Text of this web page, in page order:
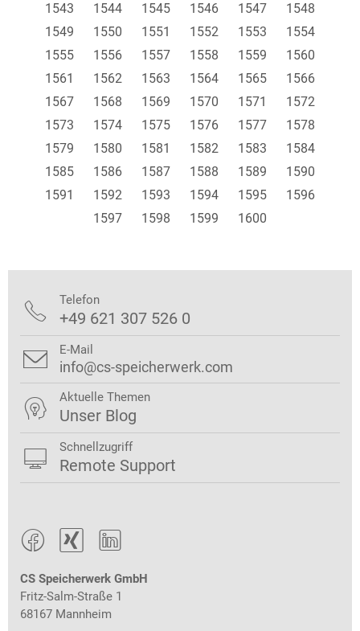
1543
1544 1545 1546 1547
1548
1549
1550 1551 1552 1553
1554
1555
1556 1557 1558 1559
1560
1561
1562 1563 1564 1565
1566
1567
1568 1569 1570 1571
1572
1573
1574 1575 1576 1577
1578
1579
1580 1581 1582 1583
1584
1585
1586 1587 1588 1589
1590
1591
1592 1593 1594 1595
1596
1597
1598 1599 1600
  
CS Speicherwerk GmbH
Fritz-Salm-Straße 1
68167 Mannheim
 Telefon
+49 621 307 526 0
 E-Mail
info@cs-speicherwerk.com
 Aktuelle Themen
Unser Blog
 Schnellzugriff
Remote Support